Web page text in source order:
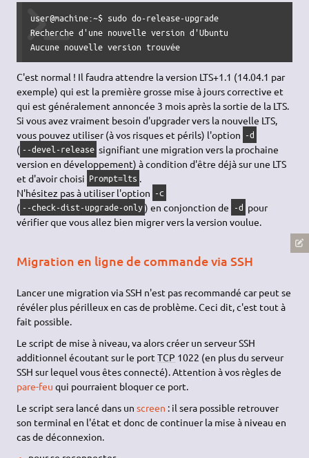
user@machine:~$ sudo do-release-upgrade
Recherche d'une nouvelle version d'Ubuntu
Aucune nouvelle version trouvée
C'est normal ! Il faudra attendre la version LTS+1.1 (14.04.1 par
exemple) qui est la première grosse mise à jours corrective et
qui est généralement annoncée 3 mois après la sortie de la LTS.
Si vous avez vraiment besoin d'upgrader vers la nouvelle LTS,
vous pouvez utiliser (à vos risques et périls) l'option -d
( --devel-release signifiant une migration vers la prochaine
version en développement) à condition d'être déjà sur une LTS
et d'avoir choisi Prompt=lts .
N'hésitez pas à utiliser l'option -c
( --check-dist-upgrade-only ) en conjonction de -d pour
vérifier que vous allez bien migrer vers la version voulue.
Migration en ligne de commande via SSH
Lancer une migration via SSH n'est pas recommandé car peut se
révéler plus périlleux en cas de problème. Ceci dit, c'est tout à
fait possible.
Le script de mise à niveau, va alors créer un serveur SSH
additionnel écoutant sur le portTCP 1022 (en plus du serveur
SSH sur lequel vous êtes connecté). Attention à vos règles de
pare-feu qui pourraient bloquer ce port.
Le script sera lancé dans unscreen : il sera possible retrouver
son terminal en l'état et donc de continuer la mise à niveau en
cas de déconnexion.